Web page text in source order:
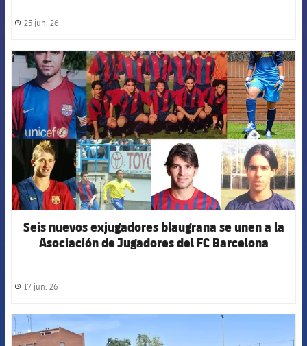
label.share.clock
25 jun. 26
FCB Barcelona badge
Seis nuevos exjugadores blaugrana se unen a la
Asociación de Jugadores del FC Barcelona
label.share.clock
17 jun. 26
FCB Barcelona badge